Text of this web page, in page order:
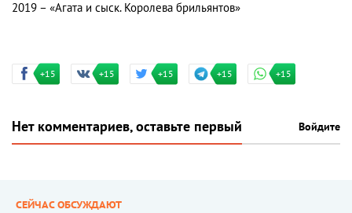
2019 – «Агата и сыск. Королева брильянтов»
+15 +15 +15 +15 +15
Нет комментариев, оставьте первый Войдите
СЕЙЧАС ОБСУЖДАЮТ